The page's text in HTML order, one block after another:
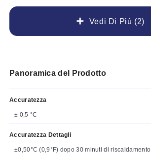
Vedi Di Più (2)
Panoramica del Prodotto
Accuratezza
± 0,5 °C
Accuratezza Dettagli
±0,50°C (0,9°F) dopo 30 minuti di riscaldamento